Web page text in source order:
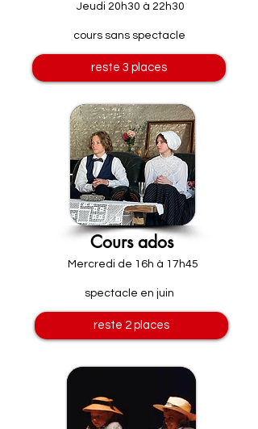
Jeudi 20h30 à 22h30
cours sans spectacle
reste 3 places
Cours ados
Mercredi de 16h à 17h45
spectacle en juin
reste 2 places